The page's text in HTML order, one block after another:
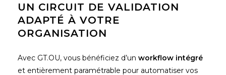
UN CIRCUIT DE VALIDATION
ADAPTÉ À VOTRE
ORGANISATION
Avec GT.OU, vous bénéficiez d’unworkflow intégré
et entièrement paramétrable pour automatiser vos